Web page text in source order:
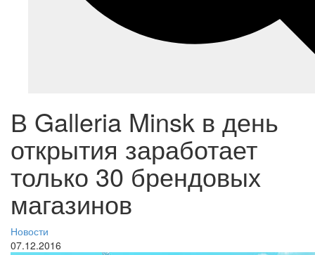
В Galleria Minsk в день
открытия заработает
только 30 брендовых
магазинов
Новости
07.12.2016